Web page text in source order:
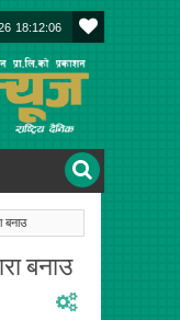
18:12:06
बनाउ
बनाउ